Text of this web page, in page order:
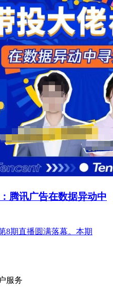
腾讯广告在数据异动中
8期直播圆满落幕。本期
服务